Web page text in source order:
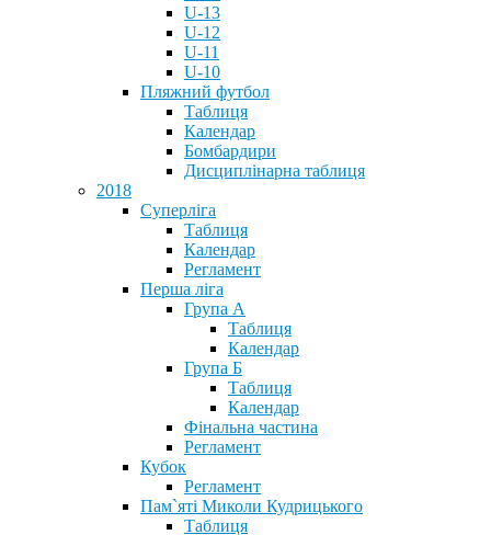
U-13
U-12
U-11
U-10
Пляжний футбол
Таблиця
Календар
Бомбардири
Дисциплінарна таблиця
2018
Суперліга
Таблиця
Календар
Регламент
Перша ліга
Група А
Таблиця
Календар
Група Б
Таблиця
Календар
Фінальна частина
Регламент
Кубок
Регламент
Пам`яті Миколи Кудрицького
Таблиця